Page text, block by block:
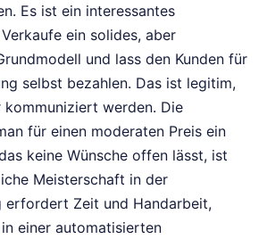
Es ist ein interessantes
ein solides, aber
und lass den Kunden für
selbst bezahlen. Das ist legitim,
werden. Die
für einen moderaten Preis ein
keine Wünsche offen lässt, ist
Meisterschaft in der
erfordert Zeit und Handarbeit,
einer automatisierten